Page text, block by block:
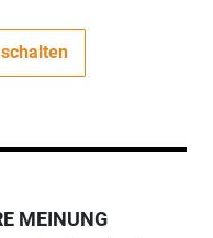
MEINUNG